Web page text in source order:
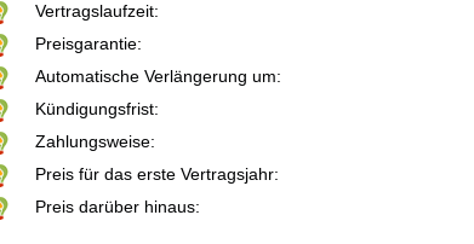
Vertragslaufzeit:
Preisgarantie:
Automatische Verlängerung um:
Kündigungsfrist:
Zahlungsweise:
Preis für das erste Vertragsjahr:
Preis darüber hinaus: